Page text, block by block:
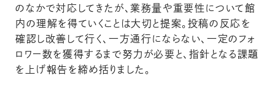
のなかで対応してきたが、業務量や重要性について館
内の理解を得ていくことは大切と提案。投稿の反応を
確認し改善して行く、一方通行にならない、一定のフォ
ロワー数を獲得するまで努力が必要と、指針となる課題
を上げ報告を締め括りました。